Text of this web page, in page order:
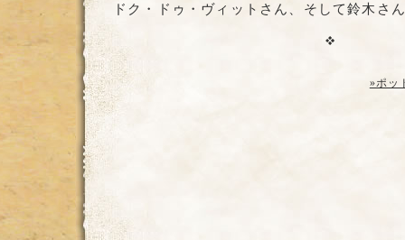
ドク・ドゥ・ヴィットさん、そして鈴木さ
»ポッ